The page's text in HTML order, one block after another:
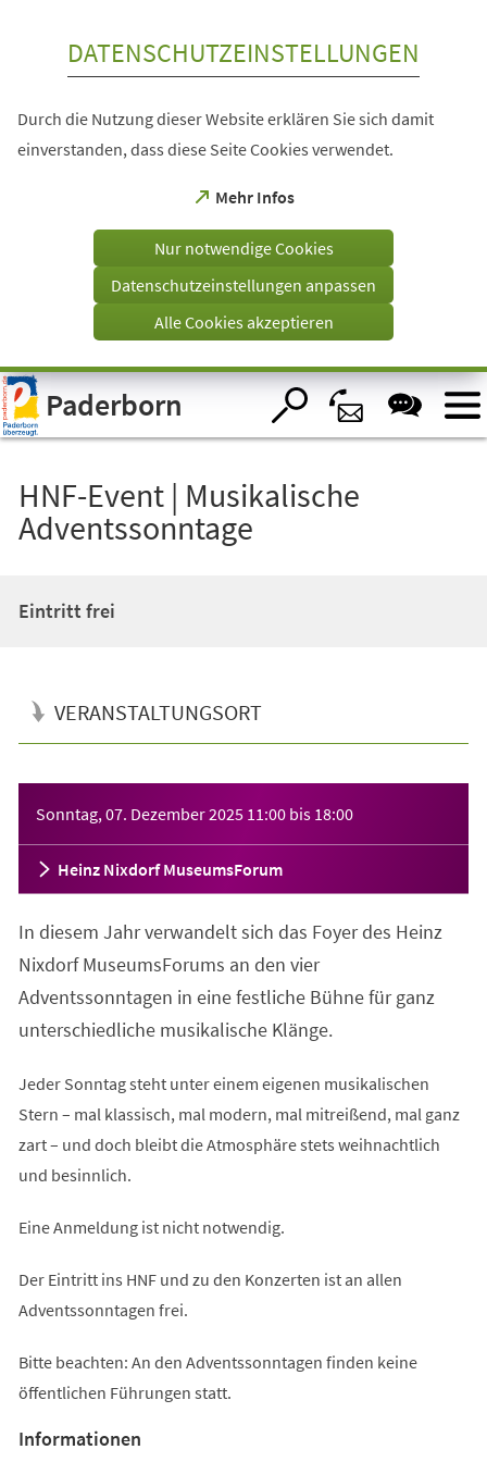
Visuelle
Assistenzsoftware
öffnen.
DATENSCHUTZEINSTELLUNGEN
Durch die Nutzung dieser Website erklären Sie sich damit
einverstanden, dass diese Seite Cookies verwendet.
Mehr Infos
(Öffnet
einem
Tab)
Nur notwendige Cookies
Datenschutzeinstellungen anpassen
Alle Cookies akzeptieren
Paderborn
HNF-Event | Musikalische
Adventssonntage
Eintritt frei
VERANSTALTUNGSORT
Sonntag, 07. Dezember 2025 11:00 bis 18:00
Heinz Nixdorf MuseumsForum
In diesem Jahr verwandelt sich das Foyer des Heinz
Nixdorf MuseumsForums an den vier
Adventssonntagen in eine festliche Bühne für ganz
unterschiedliche musikalische Klänge.
Jeder Sonntag steht unter einem eigenen musikalischen
Stern – mal klassisch, mal modern, mal mitreißend, mal ganz
zart – und doch bleibt die Atmosphäre stets weihnachtlich
und besinnlich.
Eine Anmeldung ist nicht notwendig.
Der Eintritt ins HNF und zu den Konzerten ist an allen
Adventssonntagen frei.
Bitte beachten: An den Adventssonntagen finden keine
öffentlichen Führungen statt.
Informationen